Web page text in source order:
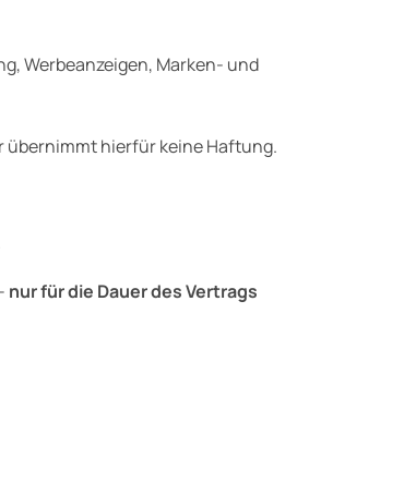
Werbeanzeigen, Marken- und
übernimmt hierfür keine Haftung.
nur für die Dauer des Vertrags